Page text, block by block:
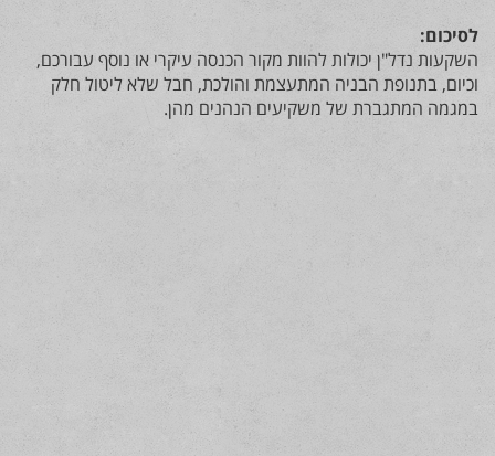
לסיכום:
השקעות נדל"ן יכולות להוות מקור הכנסה עיקרי או נוסף עבורכם,
וכיום, בתנופת הבניה המתעצמת והולכת, חבל שלא ליטול חלק
במגמה המתגברת של משקיעים הנהנים מהן.